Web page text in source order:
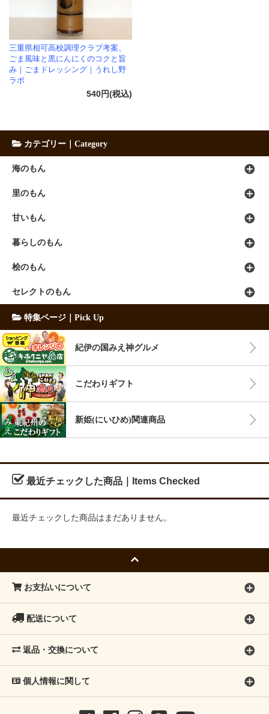
三重県相可高校調理クラブ考案、
ごま風味と黒にんにくのコクと旨
み｜ごまドレッシング｜うれし野
ラボ
540円(税込)
カテゴリー｜Category
海のもん
里のもん
甘いもん
暮らしのもん
桧のもん
セレクトのもん
特集ページ｜Pick Up
紀伊の国みえ神グルメ
こだわりギフト
新姫(にいひめ)関連商品
最近チェックした商品｜Items Checked
最近チェックした商品はまだありません。
お支払いについて
配送について
返品・交換について
個人情報に関して